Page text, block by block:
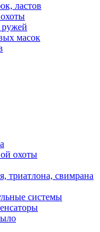
ластов
ружей
масок
охоты
триатлона, свимрана
системы